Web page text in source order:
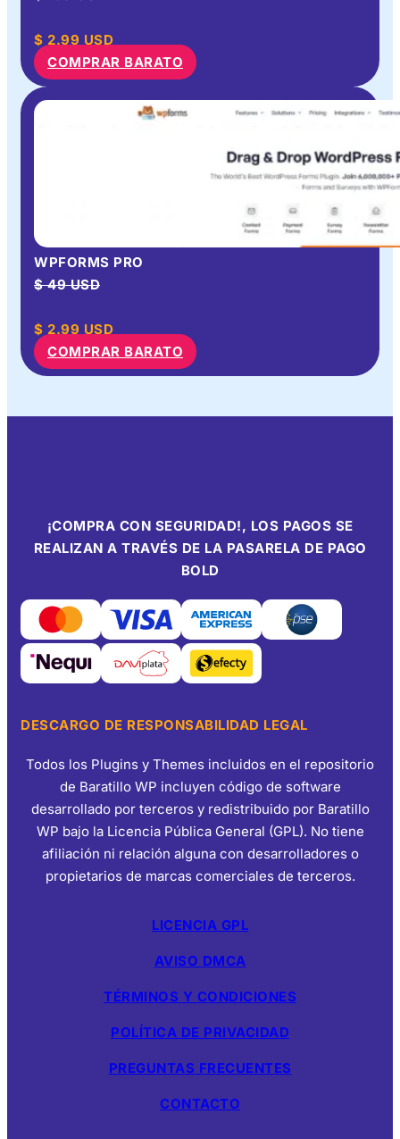
$ 2.99 USD
COMPRAR BARATO
WPFORMS PRO
$ 49 USD
$ 2.99 USD
COMPRAR BARATO
¡COMPRA CON SEGURIDAD!, LOS PAGOS SE
REALIZAN A TRAVÉS DE LA PASARELA DE PAGO
BOLD
DESCARGO DE RESPONSABILIDAD LEGAL
Todos los Plugins y Themes incluidos en el repositorio
de Baratillo WP incluyen código de software
desarrollado por terceros y redistribuido por Baratillo
WP bajo la Licencia Pública General (GPL). No tiene
afiliación ni relación alguna con desarrolladores o
propietarios de marcas comerciales de terceros.
LICENCIA GPL
AVISO DMCA
TÉRMINOS Y CONDICIONES
POLÍTICA DE PRIVACIDAD
PREGUNTAS FRECUENTES
CONTACTO